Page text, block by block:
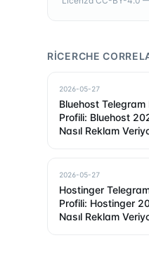
RICERCHE
2026-05-27
Bluehost Telegram
Profili: Bluehost
Nasıl Reklam
2026-05-27
Hostinger
Profili: Hostinger
Nasıl Reklam